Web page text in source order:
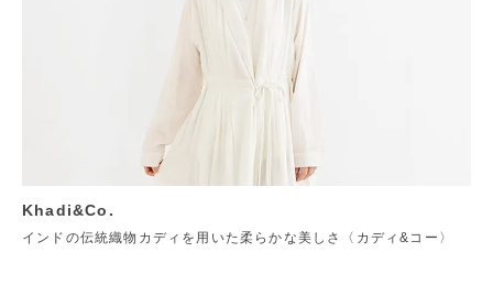
Khadi&Co.
インドの伝統織物カディを用いた柔らかな美しさ〈カディ&コー〉